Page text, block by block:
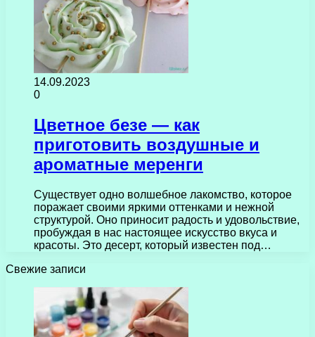
14.09.2023
0
Цветное безе — как
приготовить воздушные и
ароматные меренги
Существует одно волшебное лакомство, которое
поражает своими яркими оттенками и нежной
структурой. Оно приносит радость и удовольствие,
пробуждая в нас настоящее искусство вкуса и
красоты. Это десерт, который известен под…
Свежие записи